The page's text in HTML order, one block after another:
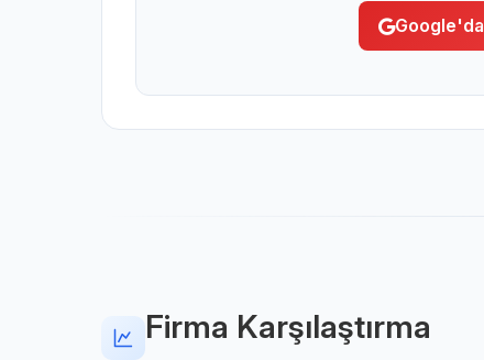
Firma Karşılaştırma